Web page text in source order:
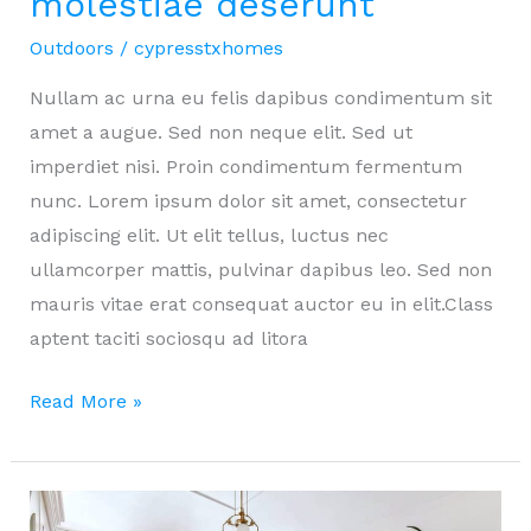
Outdoors / cypresstxhomes
Nullam ac urna eu felis dapibus condimentum sit
amet a augue. Sed non neque elit. Sed ut
imperdiet nisi. Proin condimentum fermentum
nunc. Lorem ipsum dolor sit amet, consectetur
adipiscing elit. Ut elit tellus, luctus nec
ullamcorper mattis, pulvinar dapibus leo. Sed non
mauris vitae erat consequat auctor eu in elit.Class
aptent taciti sociosqu ad litora
Eleifend
molestiae
deserunt
Read More »